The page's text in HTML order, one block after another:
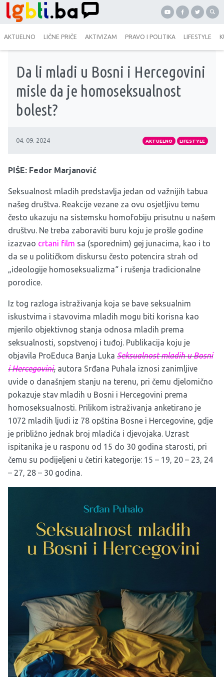
AKTUELNO LIČNE PRIČE AKTIVIZAM PRAVO I POLITIKA LIFESTYLE
Da li mladi u Bosni i Hercegovini
misle da je homoseksualnost
bolest?
04. 09. 2024 AKTUELNO LIFESTYLE
PIŠE: Fedor Marjanović
Seksualnost mladih predstavlja jedan od važnijih tabua
našeg društva. Reakcije vezane za ovu osjetljivu temu
često ukazuju na sistemsku homofobiju prisutnu u našem
društvu. Ne treba zaboraviti buru koju je prošle godine
izazvao crtani film sa (sporednim) gej junacima, kao i to
da se u političkom diskursu često potencira strah od
„ideologije homoseksualizma“ i rušenja tradicionalne
porodice.
Iz tog razloga istraživanja koja se bave seksualnim
iskustvima i stavovima mladih mogu biti korisna kao
mjerilo objektivnog stanja odnosa mladih prema
seksualnosti, sopstvenoj i tuđoj. Publikacija koju je
objavila ProEduca Banja Luka Seksualnost mladih u Bosni
i Hercegovini, autora Srđana Puhala iznosi zanimljive
uvide o današnjem stanju na terenu, pri čemu djelomično
pokazuje stav mladih u Bosni i Hercegovini prema
homoseksualnosti. Prilikom istraživanja anketirano je
1072 mladih ljudi iz 78 opština Bosne i Hercegovine, gdje
je približno jednak broj mladića i djevojaka. Uzrast
ispitanika je u rasponu od 15 do 30 godina starosti, pri
čemu su podijeljeni u četiri kategorije: 15 – 19, 20 – 23, 24
– 27, 28 – 30 godina.